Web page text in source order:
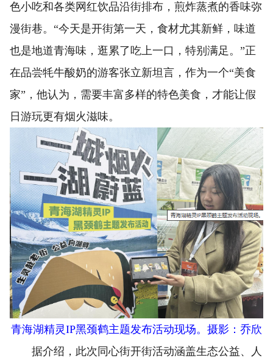
色小吃和各类网红饮品沿街排布，煎炸蒸煮的香味弥
漫街巷。“今天是开街第一天，食材尤其新鲜，味道
也是地道青海味，逛累了吃上一口，特别满足。”正
在品尝牦牛酸奶的游客张立新坦言，作为一个“美食
家”，他认为，需要丰富多样的特色美食，才能让假
日游玩更有烟火滋味。
青海湖精灵IP黑颈鹤主题发布活动现场。摄影：乔欣
据介绍，此次同心街开街活动涵盖生态公益、人